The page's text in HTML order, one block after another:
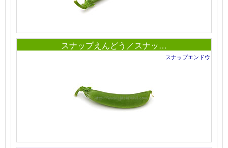
スナップえんどう／スナッ…
スナップエンドウ